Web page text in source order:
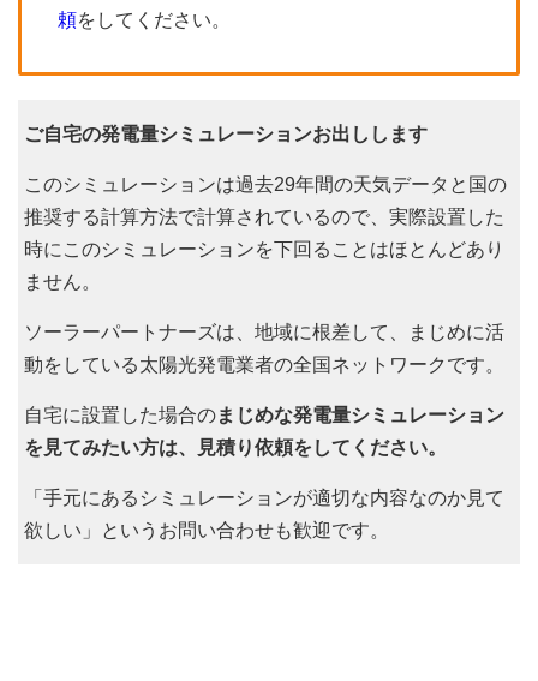
頼をしてください。
ご自宅の発電量シミュレーションお出しします
このシミュレーションは過去29年間の天気データと国の
推奨する計算方法で計算されているので、実際設置した
時にこのシミュレーションを下回ることはほとんどあり
ません。
ソーラーパートナーズは、地域に根差して、まじめに活
動をしている太陽光発電業者の全国ネットワークです。
自宅に設置した場合のまじめな発電量シミュレーション
を見てみたい方は、見積り依頼をしてください。
「手元にあるシミュレーションが適切な内容なのか見て
欲しい」というお問い合わせも歓迎です。